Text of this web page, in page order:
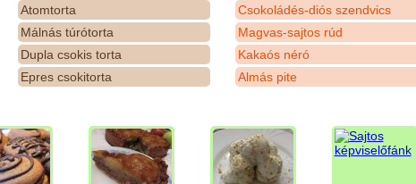
Atomtorta
Málnás túrótorta
Dupla csokis torta
Epres csokitorta
Csokoládés-diós szendvics
Magvas-sajtos rúd
Kakaós néró
Almás pite